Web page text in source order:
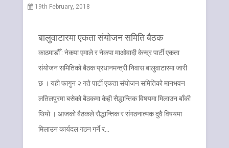
19th February, 2018
बालुवाटारमा एकता संयोजन समिति बैठक
काठमाडौँ : नेकपा एमाले र नेकपा माओवादी केन्द्र पार्टी एकता
संयोजन समितिको बैठक प्रधानमन्त्री निवास बालुवाटारमा जारी
छ । यही फागुन २ गते पार्टी एकता संयोजन समितिको मानभवन
लतिलपुरमा बसेको बैठकमा केही सैद्धान्तिक विषयमा मिलाउन बाँकी
थियो । आजको बैठकले सैद्धान्तिक र संगठनात्मक दुवै विषयमा
मिलाउन कार्यदल गठन गर्ने र…